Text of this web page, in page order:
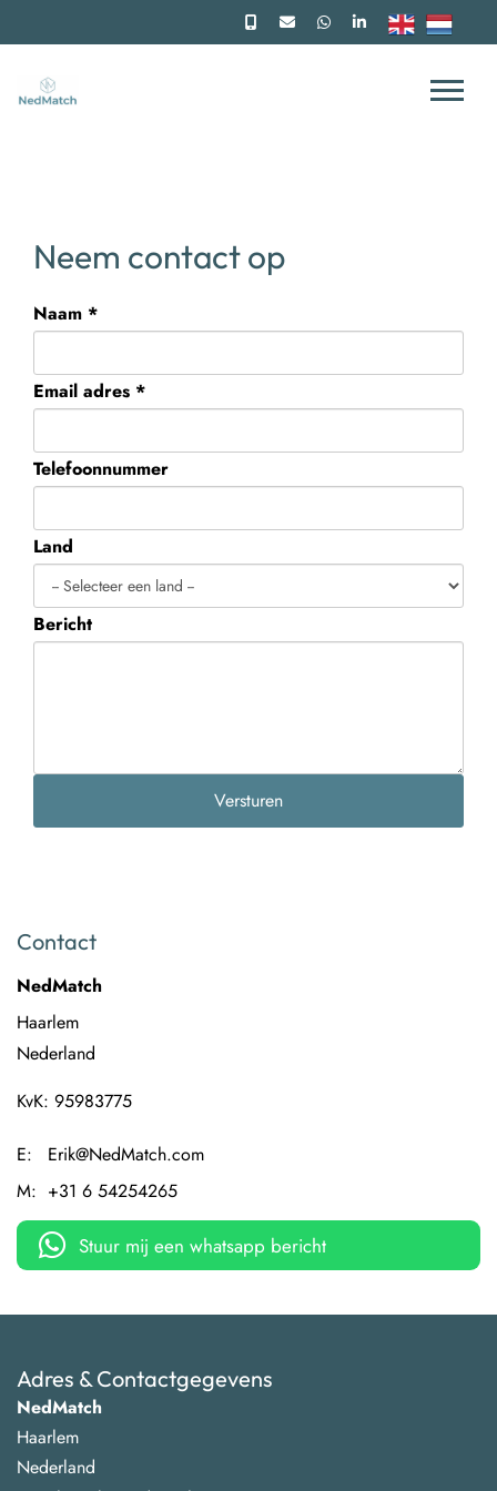
Neem contact op
Naam *
Email adres *
Telefoonnummer
Land
Bericht
Versturen
Contact
NedMatch
Haarlem
Nederland
KvK: 95983775
E:
Erik@NedMatch.com
M: +31 6 54254265
Stuur mij een whatsapp bericht
Adres & Contactgegevens
NedMatch
Haarlem
Nederland